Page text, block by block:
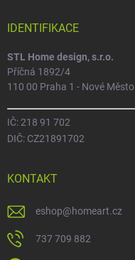
IDENTIFIKACE
STL Home design, s.r.o.
Příčná 1892/4
110 00 Praha 1 - Nové Město
IČ: 218 91 702
DIČ: CZ21891702
KONTAKT
eshop@homeart.cz
737 709 882